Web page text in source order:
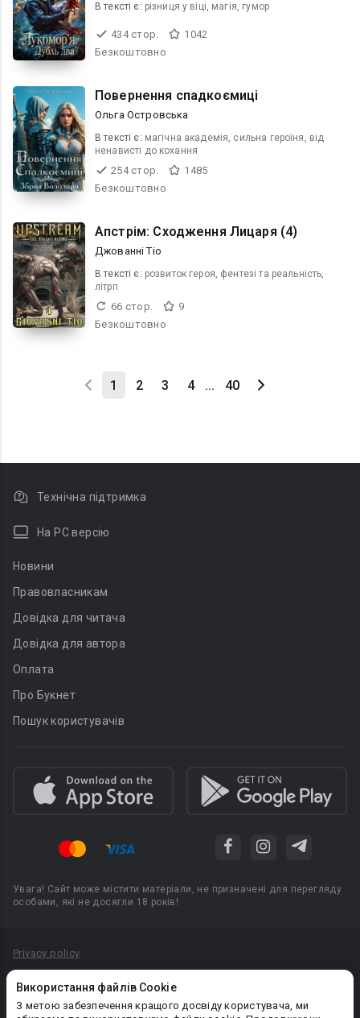
В текcті є: різниця у віці, магія, гумор
434 стор.
1042
Безкоштовно
Повернення спадкоємиці
Ольга Островська
В текcті є: магічна академія, сильна героїня, від
ненависті до кохання
254 стор.
1485
Безкоштовно
Апстрім: Сходження Лицаря (4)
Джованні Тіо
В текcті є: розвиток героя, фентезі та реальність,
літрп
66 стор.
9
Безкоштовно
1 2 3 4 ... 40
Використання файлів Cookie
З метою забезпечення кращого досвіду користувача, ми
Технічна підтримка
На PC версію
Новини
Правовласникам
Довідка для читача
Довідка для автора
Оплата
Про Букнет
Пошук користувачів
Увага! Сайт може містити матеріали, не призначені для перегляду
особами, які не досягли 18 років!
Privacy policy
Політика конфіденційності